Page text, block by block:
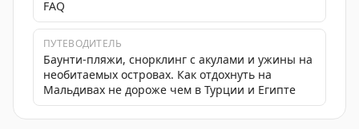
FAQ
ПУТЕВОДИТЕЛЬ
Баунти-пляжи, снорклинг с акулами и ужины на
необитаемых островах. Как отдохнуть на
Мальдивах не дороже чем в Турции и Египте